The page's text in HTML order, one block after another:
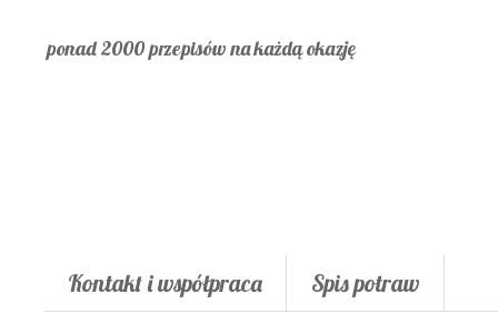
ponad 2000 przepisów na każdą okazję
Kontakt i współpraca Spis potraw